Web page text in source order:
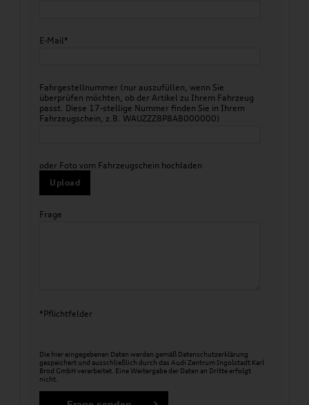
E-Mail*
Fahrgestellnummer (nur auszufüllen, wenn Sie
überprüfen möchten, ob der Artikel zu Ihrem Fahrzeug
passt. Diese 17-stellige Nummer finden Sie in Ihrem
Fahrzeugschein, z.B. WAUZZZ8P8AB000000)
oder Foto vom Fahrzeugschein hochladen
Upload
Frage
*Pflichtfelder
Die hier eingegebenen Daten werden gemäß Datenschutzerklärung
gespeichert und ausschließlich durch das Audi Zentrum Ingolstadt Karl
Brod GmbH verarbeitet. Eine Weitergabe der Daten an Dritte erfolgt
nicht.